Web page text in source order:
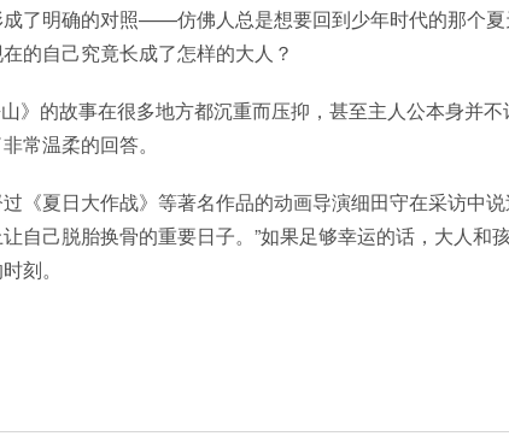
了明确的对照——仿佛人总是想要回到少年时代的那个夏
的自己究竟长成了怎样的大人？
山》的故事在很多地方都沉重而压抑，甚至主人公本身并
常温柔的回答。
《夏日大作战》等著名作品的动画导演细田守在采访中
自己脱胎换骨的重要日子。”如果足够幸运的话，大人和
刻。